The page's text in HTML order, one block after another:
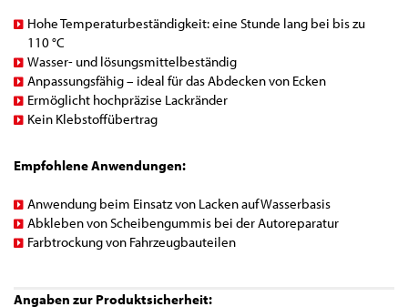
Hohe Temperaturbeständigkeit: eine Stunde lang bei bis zu
110 °C
Wasser- und lösungsmittelbeständig
Anpassungsfähig – ideal für das Abdecken von Ecken
Ermöglicht hochpräzise Lackränder
Kein Klebstoffübertrag
Empfohlene Anwendungen:
Anwendung beim Einsatz von Lacken auf Wasserbasis
Abkleben von Scheibengummis bei der Autoreparatur
Farbtrockung von Fahrzeugbauteilen
Angaben zur Produktsicherheit: